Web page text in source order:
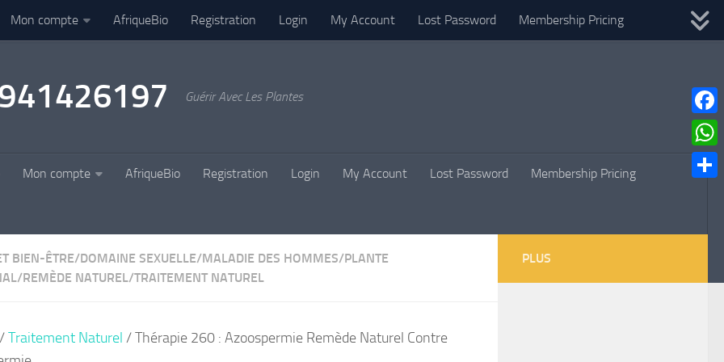
Mon compte AfriqueBio Registration Login My Account Lost Password Membership Pricing
Guérir Avec Les Plantes
Mon compte AfriqueBio Registration Login My Account Lost Password Membership Pricing
BIEN-ÊTRE/DOMAINE SEXUELLE/MALADIE DES HOMMES/PLANTE
/REMÈDE NATUREL/TRAITEMENT NATUREL
/Traitement Naturel / Thérapie 260 : Azoospermie Remède Naturel Contre
PLUS